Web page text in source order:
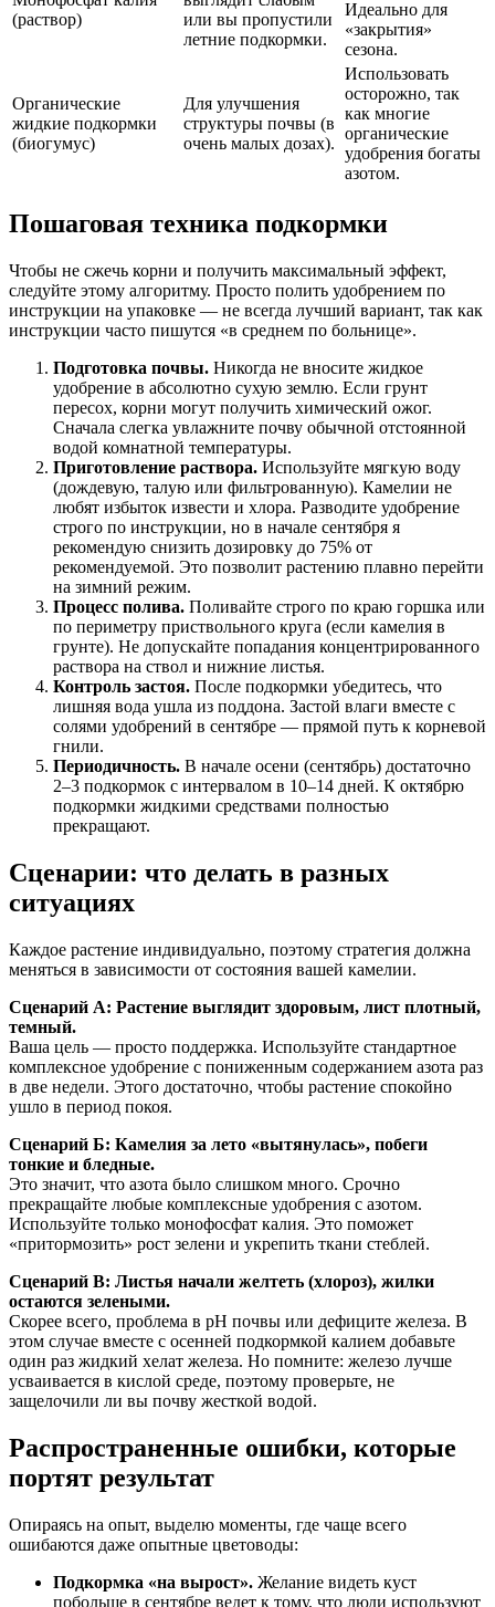
(раствор)
или вы пропустили
летние подкормки.
Идеально для
«закрытия»
сезона.
Органические
жидкие подкормки
(биогумус)
Для улучшения
структуры почвы (в
очень малых дозах).
Использовать
осторожно, так
как многие
органические
удобрения богаты
азотом.
Пошаговая техника подкормки
Чтобы не сжечь корни и получить максимальный эффект,
следуйте этому алгоритму. Просто полить удобрением по
инструкции на упаковке — не всегда лучший вариант, так как
инструкции часто пишутся «в среднем по больнице».
Подготовка почвы. Никогда не вносите жидкое
удобрение в абсолютно сухую землю. Если грунт
пересох, корни могут получить химический ожог.
Сначала слегка увлажните почву обычной отстоянной
водой комнатной температуры.
Приготовление раствора. Используйте мягкую воду
(дождевую, талую или фильтрованную). Камелии не
любят избыток извести и хлора. Разводите удобрение
строго по инструкции, но в начале сентября я
рекомендую снизить дозировку до 75% от
рекомендуемой. Это позволит растению плавно перейти
на зимний режим.
Процесс полива. Поливайте строго по краю горшка или
по периметру приствольного круга (если камелия в
грунте). Не допускайте попадания концентрированного
раствора на ствол и нижние листья.
Контроль застоя. После подкормки убедитесь, что
лишняя вода ушла из поддона. Застой влаги вместе с
солями удобрений в сентябре — прямой путь к корневой
гнили.
Периодичность. В начале осени (сентябрь) достаточно
2–3 подкормок с интервалом в 10–14 дней. К октябрю
подкормки жидкими средствами полностью
прекращают.
Сценарии: что делать в разных
ситуациях
Каждое растение индивидуально, поэтому стратегия должна
меняться в зависимости от состояния вашей камелии.
Сценарий А: Растение выглядит здоровым, лист плотный,
темный.
Ваша цель — просто поддержка. Используйте стандартное
комплексное удобрение с пониженным содержанием азота раз
в две недели. Этого достаточно, чтобы растение спокойно
ушло в период покоя.
Сценарий Б: Камелия за лето «вытянулась», побеги
тонкие и бледные.
Это значит, что азота было слишком много. Срочно
прекращайте любые комплексные удобрения с азотом.
Используйте только монофосфат калия. Это поможет
«притормозить» рост зелени и укрепить ткани стеблей.
Сценарий В: Листья начали желтеть (хлороз), жилки
остаются зелеными.
Скорее всего, проблема в pH почвы или дефиците железа. В
этом случае вместе с осенней подкормкой калием добавьте
один раз жидкий хелат железа. Но помните: железо лучше
усваивается в кислой среде, поэтому проверьте, не
защелочили ли вы почву жесткой водой.
Распространенные ошибки, которые
портят результат
Опираясь на опыт, выделю моменты, где чаще всего
ошибаются даже опытные цветоводы:
Подкормка «на вырост». Желание видеть куст
побольше в сентябре ведет к тому, что люди используют